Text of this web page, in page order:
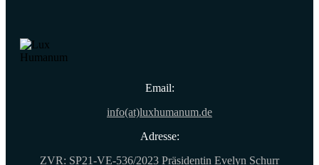
Email:
info(at)luxhumanum.de
Adresse:
ZVR: SP21-VE-536/2023 Präsidentin Evelyn Schurr